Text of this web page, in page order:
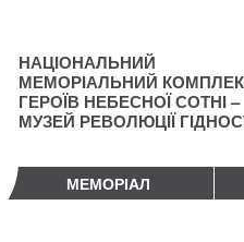
НАЦІОНАЛЬНИЙ
МЕМОРІАЛЬНИЙ
ГЕРОЇВ НЕБЕСНОЇ СОТНІ –
МУЗЕЙ РЕВОЛЮЦІЇ
МЕМОРІАЛ